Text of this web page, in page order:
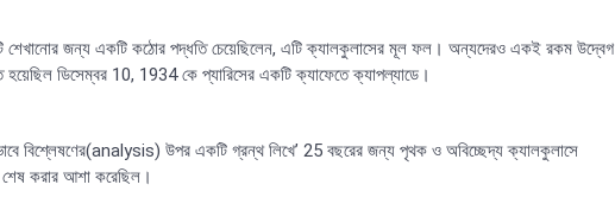
শেখানোর জন্য একটি কঠোর পদ্ধতি চেয়েছিলেন, এটি ক্যালকুলাসের মূল ফল। অন্যদেরও একই রকম উদ্বেগ
ডিসেম্বর 10, 1934 কে প্যারিসের একটি ক্যাফেতে ক্যাপল্যাডে।
বিশ্লেষণের(analysis) উপর একটি গ্রন্থ লিখে’ 25 বছরের জন্য পৃথক ও অবিচ্ছেদ্য ক্যালকুলাসে
শেষ করার আশা করেছিল।